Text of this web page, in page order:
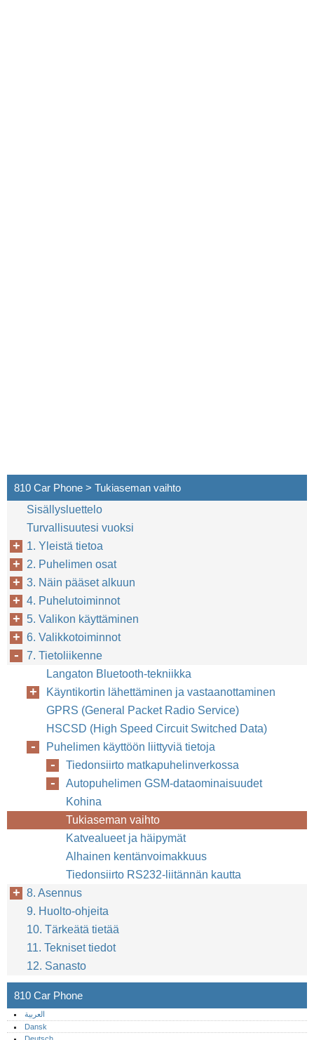
810 Car Phone > Tukiaseman vaihto
Sisällysluettelo
Turvallisuutesi vuoksi
1. Yleistä tietoa
2. Puhelimen osat
3. Näin pääset alkuun
4. Puhelutoiminnot
5. Valikon käyttäminen
6. Valikkotoiminnot
7. Tietoliikenne
Langaton Bluetooth-tekniikka
Käyntikortin lähettäminen ja vastaanottaminen
GPRS (General Packet Radio Service)
HSCSD (High Speed Circuit Switched Data)
Puhelimen käyttöön liittyviä tietoja
Tiedonsiirto matkapuhelinverkossa
Autopuhelimen GSM-dataominaisuudet
Kohina
Tukiaseman vaihto
Katvealueet ja häipymät
Alhainen kentänvoimakkuus
Tiedonsiirto RS232-liitännän kautta
8. Asennus
9. Huolto-ohjeita
10. Tärkeätä tietää
11. Tekniset tiedot
12. Sanasto
810 Car Phone
العربية
Dansk